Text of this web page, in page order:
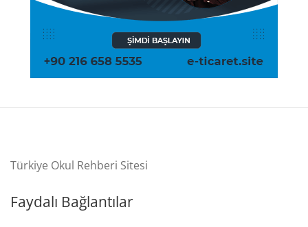
Türkiye Okul Rehberi Sitesi
Faydalı Bağlantılar